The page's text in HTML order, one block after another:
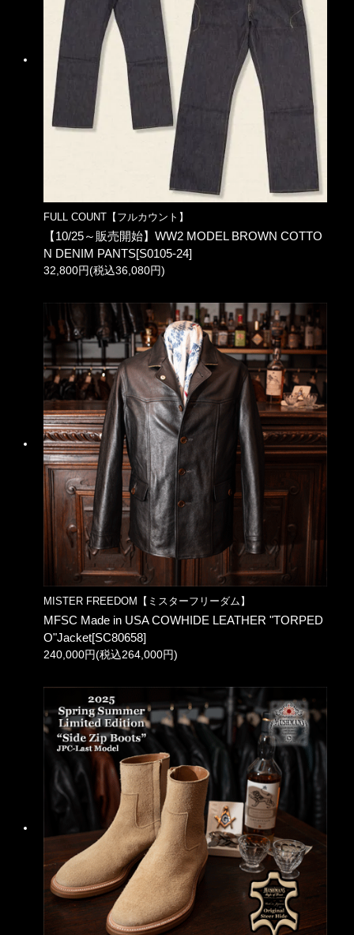
FULL COUNT【フルカウント】
【10/25～販売開始】WW2 MODEL BROWN COTTO
N DENIM PANTS[S0105-24]
32,800円(税込36,080円)
MISTER FREEDOM【ミスターフリーダム】
MFSC Made in USA COWHIDE LEATHER "TORPED
O"Jacket[SC80658]
240,000円(税込264,000円)